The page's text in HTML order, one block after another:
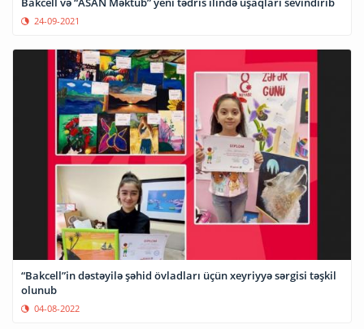
24-09-2021
“Bakcell”in dəstəyilə şəhid övladları üçün xeyriyyə sərgisi təşkil
olunub
04-08-2022